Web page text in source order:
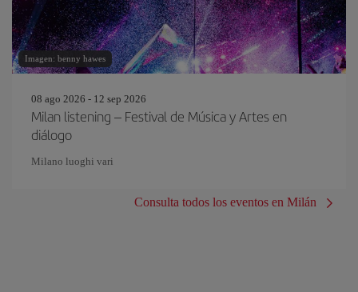
Imagen: benny hawes
08 ago 2026 - 12 sep 2026
Milan listening – Festival de Música y Artes en
diálogo
Milano luoghi vari
Consulta todos los eventos en Milán